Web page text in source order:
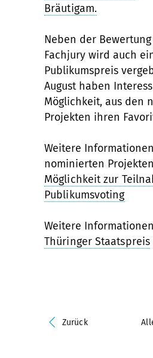
Bräutigam.
Neben der
Fachjury wird auch
Publikumspreis
August haben
Möglichkeit, aus den
Projekten ihren
Weitere
nominierten
Möglichkeit zur
Publikumsvoting
Weitere Informationen
Thüringer Staatspreis
Zurück